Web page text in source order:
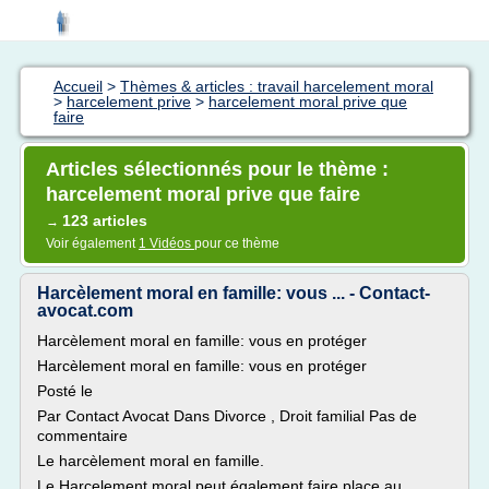
Accueil > Thèmes & articles : travail harcelement moral
> harcelement prive > harcelement moral prive que
faire
Articles sélectionnés pour le thème :
harcelement moral prive que faire
→ 123 articles
Voir également 1 Vidéos pour ce thème
Harcèlement moral en famille: vous ... - Contact-
avocat.com
Harcèlement moral en famille: vous en protéger
Harcèlement moral en famille: vous en protéger
Posté le
Par Contact Avocat Dans Divorce , Droit familial Pas de
commentaire
Le harcèlement moral en famille.